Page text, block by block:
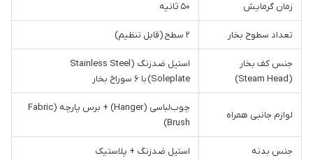
زمان گرمایش ۵۰ ثانیه
تعداد سطوح بخار ۲ سطح (قابل تنظیم)
جنس کف بخار
(Steam Head)
استیل ضدزنگ (Stainless Steel
Soleplate) با ۶ سوراخ بخار
لوازم جانبی همراه
چوب‌لباسی (Hanger) + برس پارچه (Fabric
Brush)
جنس بدنه استیل ضدزنگ + پلاستیک